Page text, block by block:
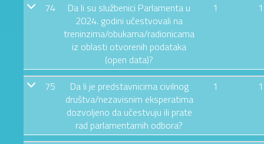
74
Da li su službenici Parlamenta u
2024. godini učestvovali na
treninzima/obukama/radionicama
iz oblasti otvorenih podataka
(open data)?
1 1
75
Da li je predstavnicima civilnog
društva/nezavisnim eksperatima
dozvoljeno da učestvuju ili prate
rad parlamentarnih odbora?
1 1